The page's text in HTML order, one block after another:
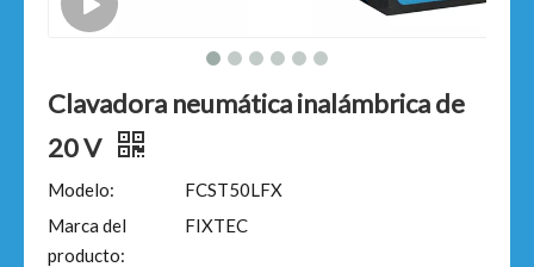
Clavadora neumática inalámbrica de
20 V
Modelo:
FCST50LFX
Marca del
producto:
FIXTEC